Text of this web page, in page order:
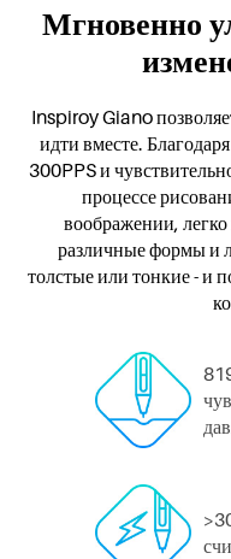
Мгновенно
Inspiroy Giano
идти вместе.
300PPS и
процессе
воображении, легко
различные формы и
толстые или тонкие - и